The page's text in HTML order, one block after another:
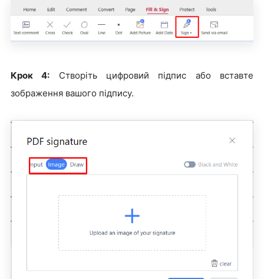
Крок 4: Створіть цифровий підпис або вставте
зображення вашого підпису.